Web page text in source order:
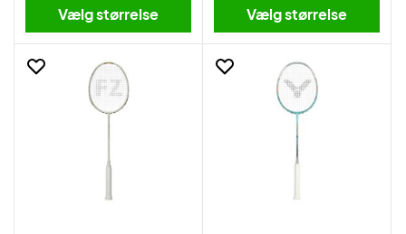
Vælg størrelse Vælg størrelse